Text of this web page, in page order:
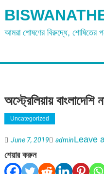
আমরা শোষণের বিরুদ্ধে, শোষিতের
অস্ট্রেলিয়ায় বাংলাদেশি
Uncategorized
June 7, 2019 adminLeave
শেয়ার করুন